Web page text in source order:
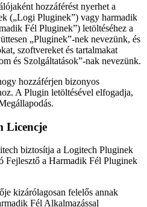
hozzáférést nyerhet a
(„Logi Pluginek”) vagy harmadik
Fél Pluginek”) letöltéséhez a
„Pluginek”-nek nevezünk, és
szoftvereket és tartalmakat
és Szolgáltatások”-nak nevezünk.
hozzáférjen bizonyos
A Plugin letöltésével elfogadja,
Licencje
biztosítja a Logitech Pluginek
Fejlesztő a Harmadik Fél Pluginek
kizárólagosan felelős annak
Fél Alkalmazással